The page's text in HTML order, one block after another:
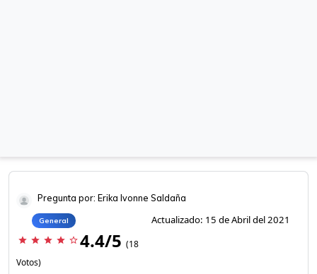
Pregunta por: Erika Ivonne Saldaña
General Actualizado: 15 de Abril del 2021
star star star star star_border 4.4/5 (18
Votos)